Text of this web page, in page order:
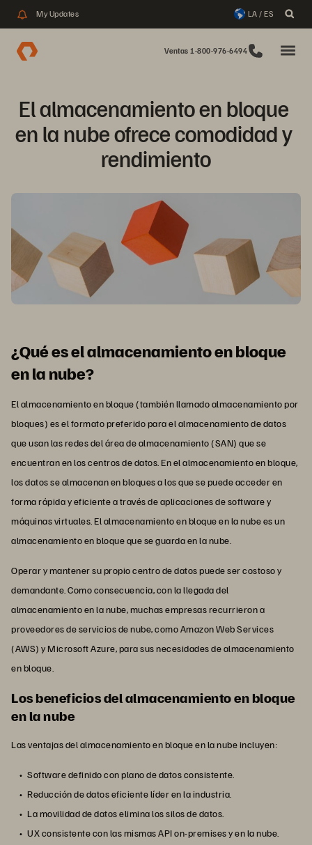
My Updates LA / ES
Ventas 1-800-976-6494
El almacenamiento en bloque
en la nube ofrece comodidad y
rendimiento
¿Qué es el almacenamiento en bloque
en la nube?
El almacenamiento en bloque (también llamado almacenamiento por
bloques) es el formato preferido para el almacenamiento de datos
que usan las redes del área de almacenamiento (SAN) que se
encuentran en los centros de datos. En el almacenamiento en bloque,
los datos se almacenan en bloques a los que se puede acceder en
forma rápida y eficiente a través de aplicaciones de software y
máquinas virtuales. El almacenamiento en bloque en la nube es un
almacenamiento en bloque que se guarda en la nube.
Operar y mantener su propio centro de datos puede ser costoso y
demandante. Como consecuencia, con la llegada del
almacenamiento en la nube, muchas empresas recurrieron a
proveedores de servicios de nube, como Amazon Web Services
(AWS) y Microsoft Azure, para sus necesidades de almacenamiento
en bloque.
Los beneficios del almacenamiento en bloque
en la nube
Las ventajas del almacenamiento en bloque en la nube incluyen:
Software definido con plano de datos consistente.
Reducción de datos eficiente líder en la industria.
La movilidad de datos elimina los silos de datos.
UX consistente con las mismas API on-premises y en la nube.